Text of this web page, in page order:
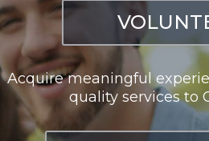
Acquire meaningful
quality services to